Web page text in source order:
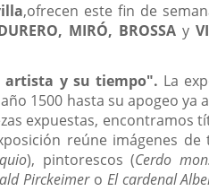
,ofrecen este fin de
MIRÓ, BROSSAy
artista y su tiempo". La
1500 hasta su apogeo ya
expuestas, encontramos
reúne imágenes de
), pintorescos (Cerdo
Pirckeimer o El cardenal